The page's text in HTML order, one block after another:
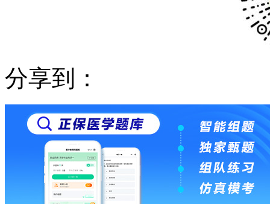
分享到：